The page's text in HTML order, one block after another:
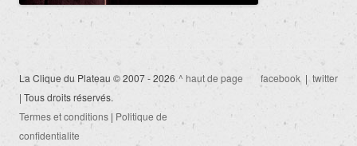
La Clique du Plateau © 2007 - 2026
| Tous droits réservés.
Termes et conditions | Politique de
confidentialite
^ haut de page facebook | twitter